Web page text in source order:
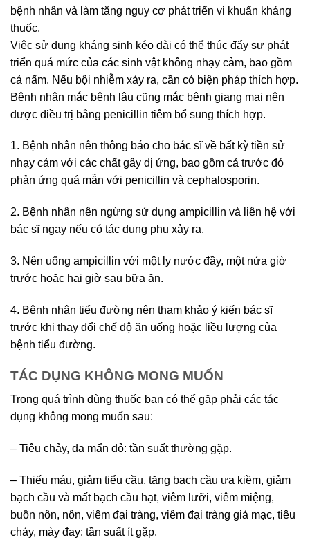
bệnh nhân và làm tăng nguy cơ phát triển vi khuẩn kháng
thuốc.
Việc sử dụng kháng sinh kéo dài có thể thúc đẩy sự phát
triển quá mức của các sinh vật không nhạy cảm, bao gồm
cả nấm. Nếu bội nhiễm xảy ra, cần có biện pháp thích hợp.
Bệnh nhân mắc bệnh lậu cũng mắc bệnh giang mai nên
được điều trị bằng penicillin tiêm bổ sung thích hợp.
1. Bệnh nhân nên thông báo cho bác sĩ về bất kỳ tiền sử
nhạy cảm với các chất gây dị ứng, bao gồm cả trước đó
phản ứng quá mẫn với penicillin và cephalosporin.
2. Bệnh nhân nên ngừng sử dụng ampicillin và liên hệ với
bác sĩ ngay nếu có tác dụng phụ xảy ra.
3. Nên uống ampicillin với một ly nước đầy, một nửa giờ
trước hoặc hai giờ sau bữa ăn.
4. Bệnh nhân tiểu đường nên tham khảo ý kiến ​​bác sĩ
trước khi thay đổi chế độ ăn uống hoặc liều lượng của
bệnh tiểu đường.
TÁC DỤNG KHÔNG MONG MUỐN
Trong quá trình dùng thuốc bạn có thể gặp phải các tác
dụng không mong muốn sau:
– Tiêu chảy, da mẩn đỏ: tần suất thường gặp.
– Thiếu máu, giảm tiểu cầu, tăng bạch cầu ưa kiềm, giảm
bạch cầu và mất bạch cầu hạt, viêm lưỡi, viêm miệng,
buồn nôn, nôn, viêm đại tràng, viêm đại tràng giả mạc, tiêu
chảy, mày đay: tần suất ít gặp.